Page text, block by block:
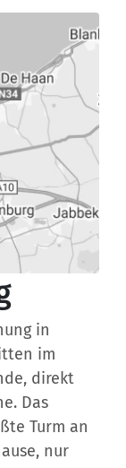
in
im
direkt
Das
Turm an
nur